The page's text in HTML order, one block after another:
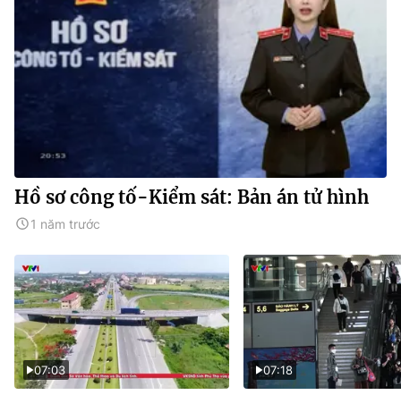
Hồ sơ công tố-Kiểm sát: Bản án tử hình
1 năm trước
07:03 07:18